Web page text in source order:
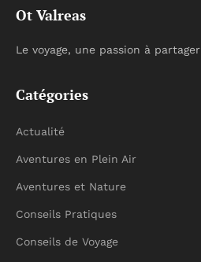
Ot Valreas
Le voyage, une passion à partager
Catégories
Actualité
Aventures en Plein Air
Aventures et Nature
Conseils Pratiques
Conseils de Voyage